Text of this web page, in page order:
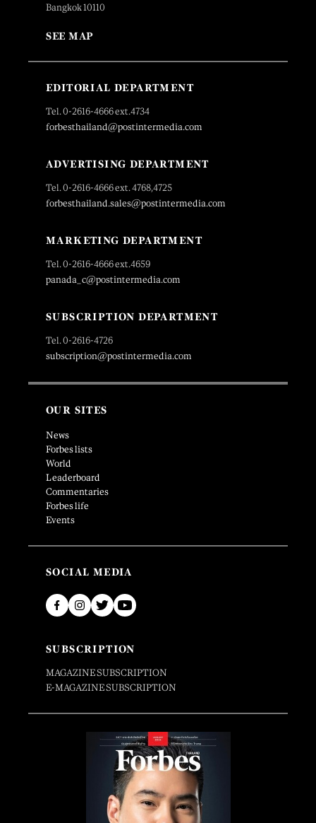
Bangkok 10110
SEE MAP
EDITORIAL DEPARTMENT
Tel. 0-2616-4666 ext.4734
forbesthailand@postintermedia.com
ADVERTISING DEPARTMENT
Tel. 0-2616-4666 ext. 4768,4725
forbesthailand.sales@postintermedia.com
MARKETING DEPARTMENT
Tel. 0-2616-4666 ext.4659
panada_c@postintermedia.com
SUBSCRIPTION DEPARTMENT
Tel. 0-2616-4726
subscription@postintermedia.com
OUR SITES
News
Forbes lists
World
Leaderboard
Commentaries
Forbes life
Events
SOCIAL MEDIA
SUBSCRIPTION
MAGAZINE SUBSCRIPTION
E-MAGAZINE SUBSCRIPTION